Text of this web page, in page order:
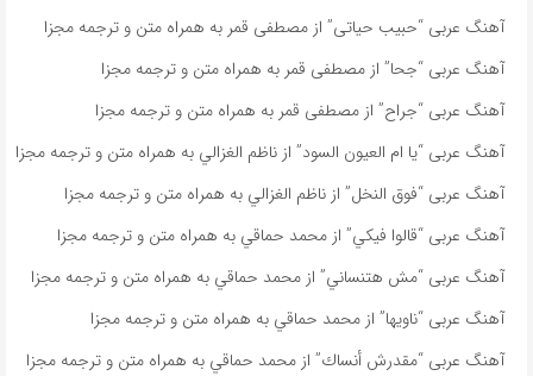
آهنگ عربی “حبيب حياتى” از مصطفى قمر به همراه متن و ترجمه مجزا
آهنگ عربی “جحا” از مصطفى قمر به همراه متن و ترجمه مجزا
آهنگ عربی “جراح” از مصطفى قمر به همراه متن و ترجمه مجزا
آهنگ عربی “يا ام العيون السود” از ناظم الغزالي به همراه متن و ترجمه مجزا
آهنگ عربی “فوق النخل” از ناظم الغزالي به همراه متن و ترجمه مجزا
آهنگ عربی “قالوا فيكي” از محمد حماقي به همراه متن و ترجمه مجزا
آهنگ عربی “مش هتنساني” از محمد حماقي به همراه متن و ترجمه مجزا
آهنگ عربی “ناویها” از محمد حماقي به همراه متن و ترجمه مجزا
آهنگ عربی “مقدرش أنساك” از محمد حماقي به همراه متن و ترجمه مجزا